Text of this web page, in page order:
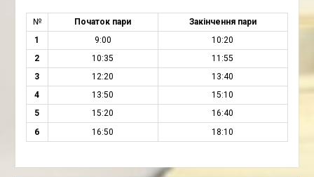
№ Початок пари
Закінчення пари
1
9:00
10:20
2
10:35
11:55
3
12:20
13:40
4
13:50
15:10
5
15:20
16:40
6
16:50 18:10